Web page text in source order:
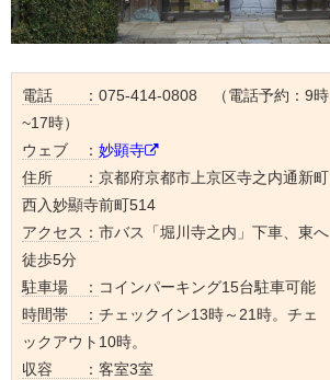
電話 ： 075-414-0808 （電話予約：9時
~17時）
ウェブ ： 妙顕寺
住所 ： 京都府京都市上京区寺之内通新町
西入妙顯寺前町514
アクセス： 市バス「堀川寺之内」下車、東へ
徒歩5分
駐車場 ： コインパーキング15台駐車可能
時間帯 ： チェックイン13時～21時。チェ
ックアウト10時。
収容 ： 客室3室